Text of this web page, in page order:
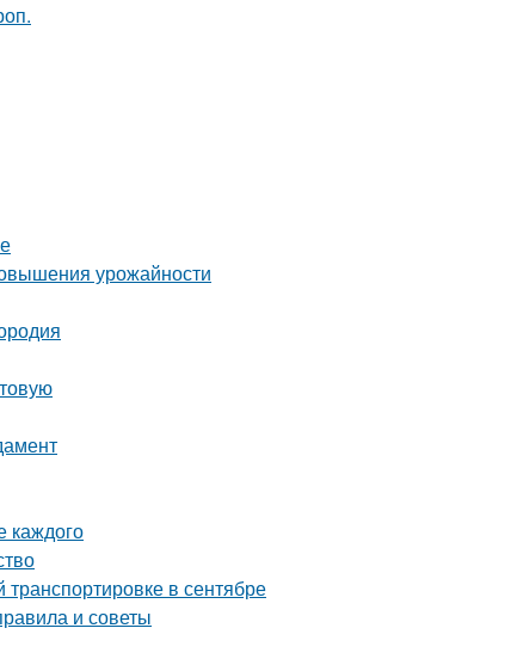
урожайности
каждого
в сентябре
и советы